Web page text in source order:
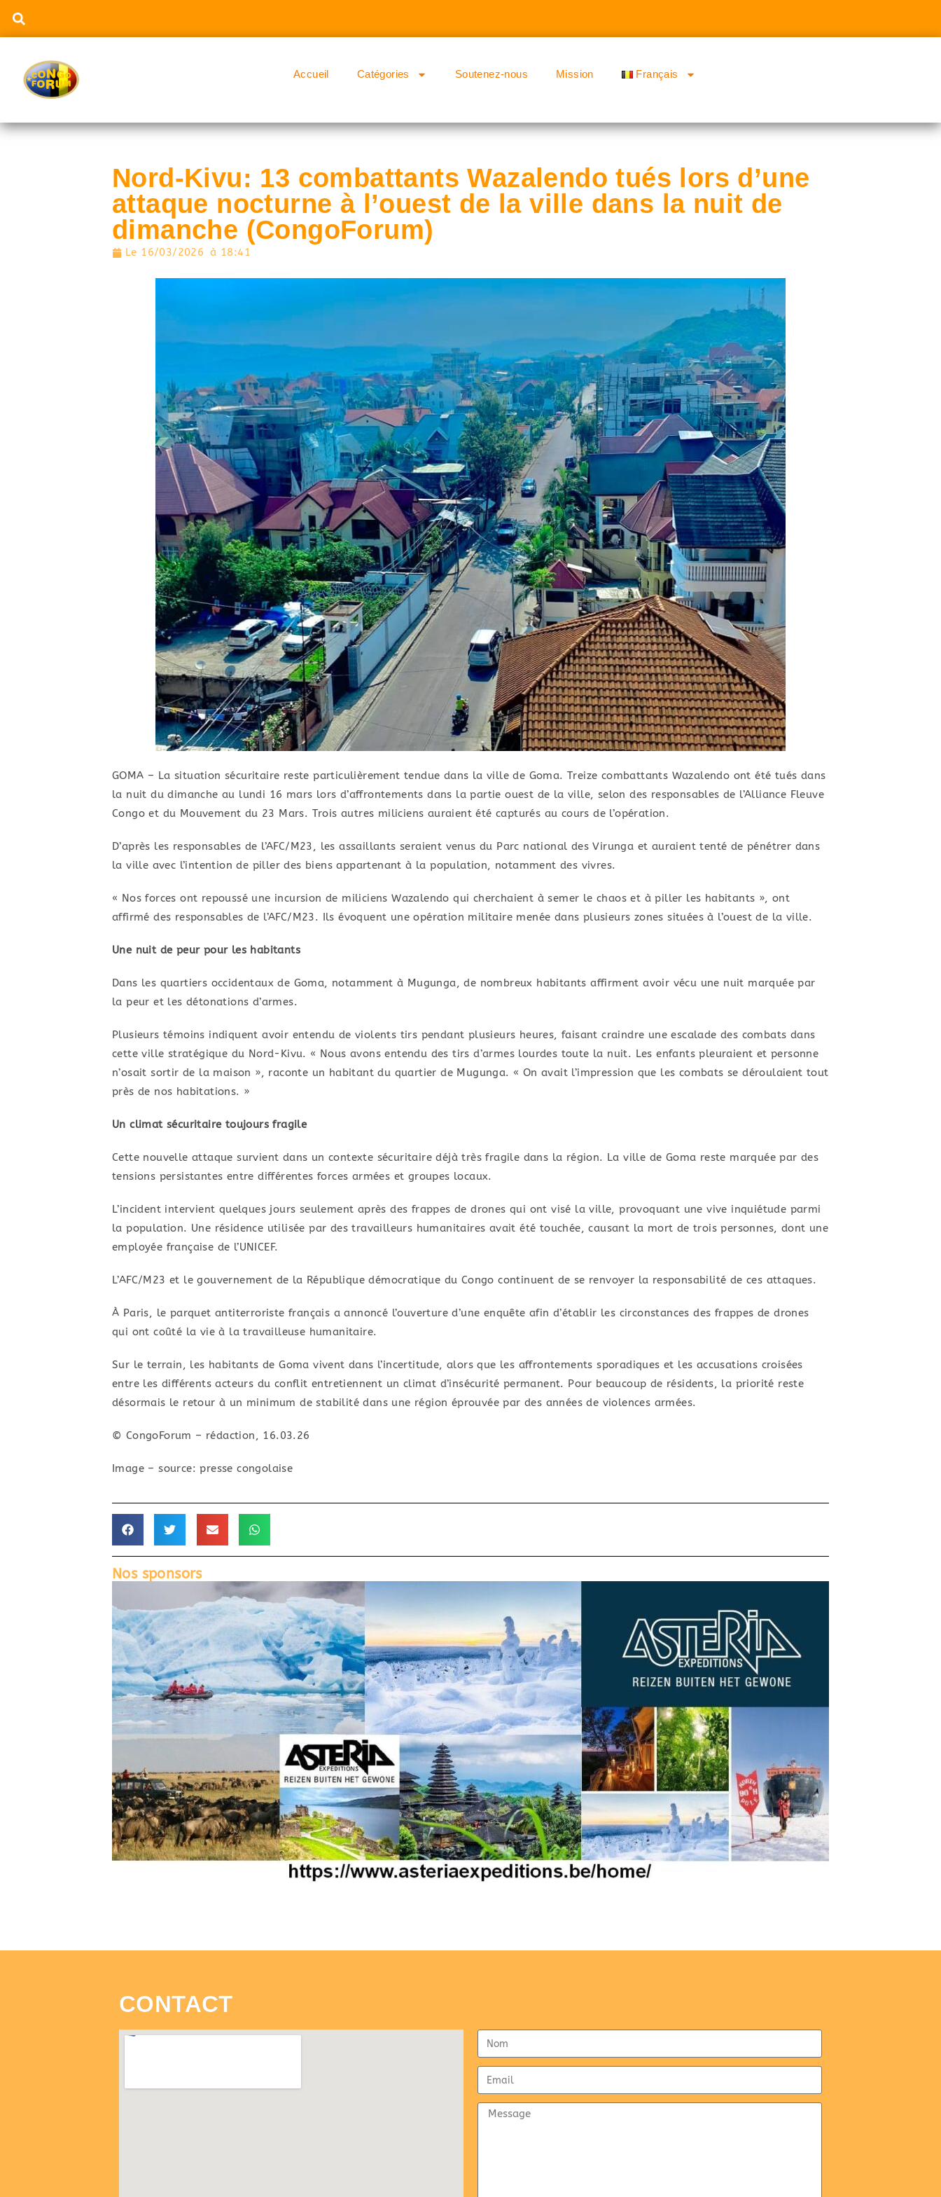
Accueil Catégories Soutenez-nous Mission Français
Nord-Kivu: 13 combattants Wazalendo tués lors d’une
attaque nocturne à l’ouest de la ville dans la nuit de
dimanche (CongoForum)
Le 16/03/2026 à 18:41
GOMA – La situation sécuritaire reste particulièrement tendue dans la ville de Goma. Treize combattants Wazalendo ont été tués dans
la nuit du dimanche au lundi 16 mars lors d’affrontements dans la partie ouest de la ville, selon des responsables de l’Alliance Fleuve
Congo et du Mouvement du 23 Mars. Trois autres miliciens auraient été capturés au cours de l’opération.
D’après les responsables de l’AFC/M23, les assaillants seraient venus du Parc national des Virunga et auraient tenté de pénétrer dans
la ville avec l’intention de piller des biens appartenant à la population, notamment des vivres.
« Nos forces ont repoussé une incursion de miliciens Wazalendo qui cherchaient à semer le chaos et à piller les habitants », ont
affirmé des responsables de l’AFC/M23. Ils évoquent une opération militaire menée dans plusieurs zones situées à l’ouest de la ville.
Une nuit de peur pour les habitants
Dans les quartiers occidentaux de Goma, notamment à Mugunga, de nombreux habitants affirment avoir vécu une nuit marquée par
la peur et les détonations d’armes.
Plusieurs témoins indiquent avoir entendu de violents tirs pendant plusieurs heures, faisant craindre une escalade des combats dans
cette ville stratégique du Nord-Kivu. « Nous avons entendu des tirs d’armes lourdes toute la nuit. Les enfants pleuraient et personne
n’osait sortir de la maison », raconte un habitant du quartier de Mugunga. « On avait l’impression que les combats se déroulaient tout
près de nos habitations. »
Un climat sécuritaire toujours fragile
Cette nouvelle attaque survient dans un contexte sécuritaire déjà très fragile dans la région. La ville de Goma reste marquée par des
tensions persistantes entre différentes forces armées et groupes locaux.
L’incident intervient quelques jours seulement après des frappes de drones qui ont visé la ville, provoquant une vive inquiétude parmi
la population. Une résidence utilisée par des travailleurs humanitaires avait été touchée, causant la mort de trois personnes, dont une
employée française de l’UNICEF.
L’AFC/M23 et le gouvernement de la République démocratique du Congo continuent de se renvoyer la responsabilité de ces attaques.
À Paris, le parquet antiterroriste français a annoncé l’ouverture d’une enquête afin d’établir les circonstances des frappes de drones
qui ont coûté la vie à la travailleuse humanitaire.
Sur le terrain, les habitants de Goma vivent dans l’incertitude, alors que les affrontements sporadiques et les accusations croisées
entre les différents acteurs du conflit entretiennent un climat d’insécurité permanent. Pour beaucoup de résidents, la priorité reste
désormais le retour à un minimum de stabilité dans une région éprouvée par des années de violences armées.
© CongoForum – rédaction, 16.03.26
Image – source: presse congolaise
Nos sponsors
CONTACT